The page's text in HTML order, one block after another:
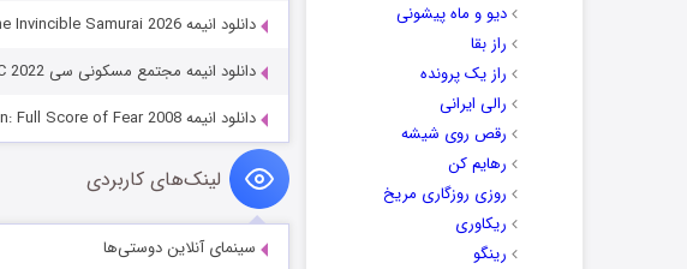
دیو و ماه پیشونی
راز بقا
راز یک پرونده
رالی ایرانی
رقص روی شیشه
رهایم کن
روزی روزگاری مریخ
ریکاوری
رینگو
دانلود انیمه Baki-Dou: The Invincible Samurai 2026
دانلود انیمه مجتمع مسکونی سی Housing Complex C 2022
دانلود انیمه Detective Conan: Full Score of Fear 2008
لینک‌های کاربردی
سینمای آنلاین دوستی‌ها